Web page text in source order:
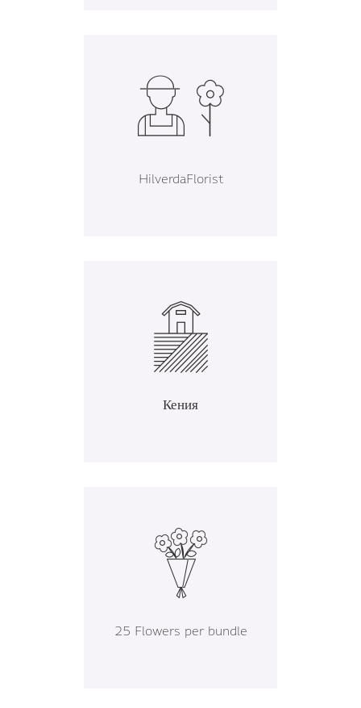
HilverdaFlorist
Кения
25 Flowers per bundle